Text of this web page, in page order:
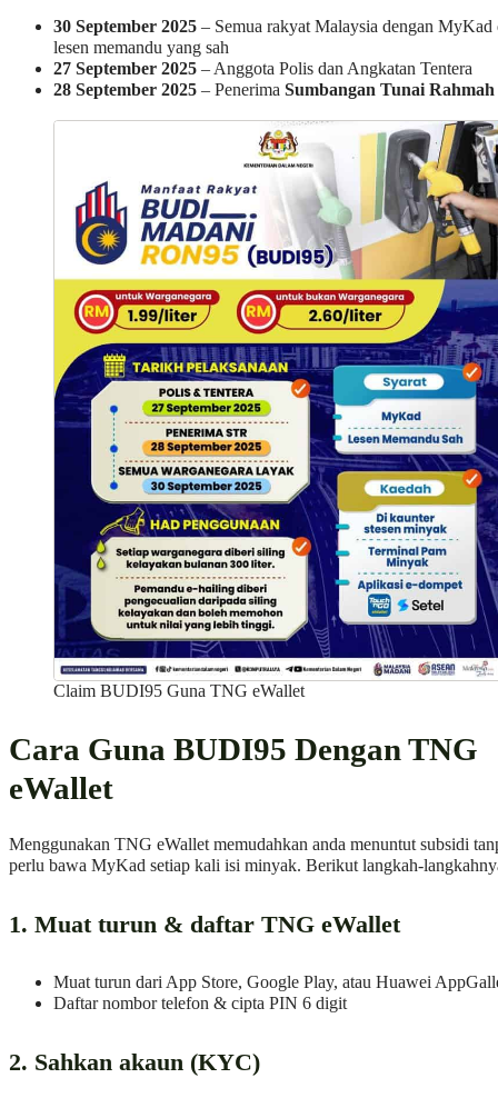
30 September 2025 – Semua rakyat Malaysia dengan MyKad
lesen memandu yang sah
27 September 2025 – Anggota Polis dan Angkatan Tentera
28 September 2025 – Penerima Sumbangan Tunai
Claim BUDI95 Guna TNG eWallet
Cara Guna BUDI95 Dengan TNG
eWallet
Menggunakan TNG eWallet memudahkan anda menuntut subsidi
perlu bawa MyKad setiap kali isi minyak. Berikut langkah-
1. Muat turun & daftar TNG eWallet
Muat turun dari App Store, Google Play, atau Huawei
Daftar nombor telefon & cipta PIN 6 digit
2. Sahkan akaun (KYC)